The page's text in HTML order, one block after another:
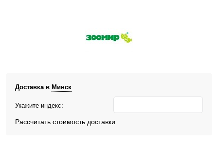
Доставка в Минск
Укажите индекс:
Рассчитать стоимость доставки